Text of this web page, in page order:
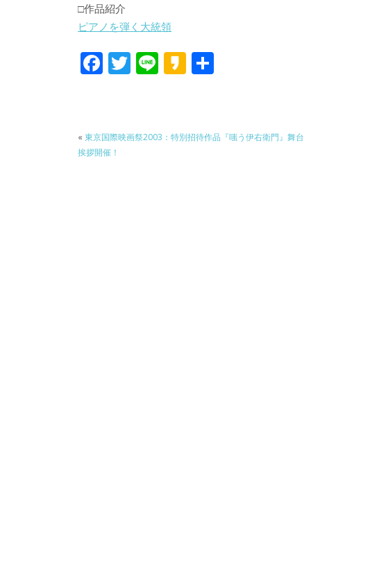
□作品紹介
ピアノを弾く大統領
F
b
o
T
er
Li K
a
o
« 東京国際映画祭2003：特別招待作品『嗤う伊右衛門』舞台
挨拶開催！